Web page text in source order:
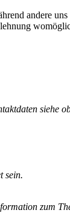
sein.
zum
andere